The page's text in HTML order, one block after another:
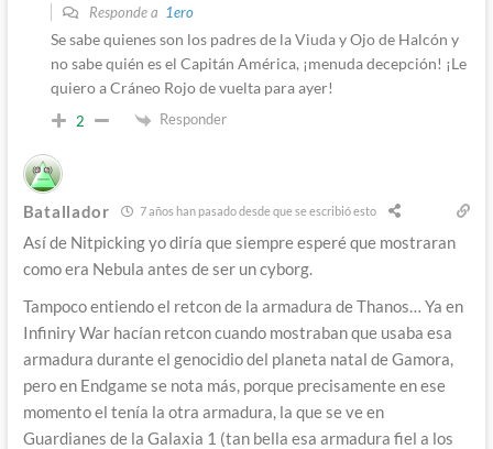
Responde a 1ero
Se sabe quienes son los padres de la Viuda y Ojo de Halcón y
no sabe quién es el Capitán América, ¡menuda decepción! ¡Le
quiero a Cráneo Rojo de vuelta para ayer!
2 Responder
Batallador 7 años han pasado desde que se escribió esto
Así de Nitpicking yo diría que siempre esperé que mostraran
como era Nebula antes de ser un cyborg.
Tampoco entiendo el retcon de la armadura de Thanos… Ya en
Infiniry War hacían retcon cuando mostraban que usaba esa
armadura durante el genocidio del planeta natal de Gamora,
pero en Endgame se nota más, porque precisamente en ese
momento el tenía la otra armadura, la que se ve en
Guardianes de la Galaxia 1 (tan bella esa armadura fiel a los